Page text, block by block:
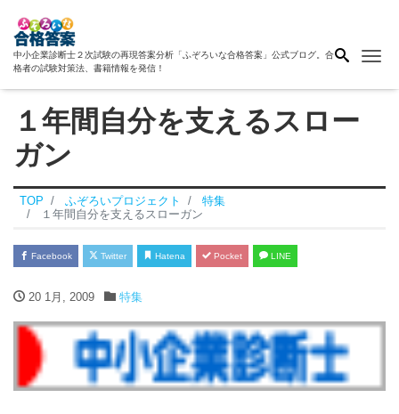
中小企業診断士２次試験の再現答案分析「ふぞろいな合格答案」公式ブログ。合
格者の試験対策法、書籍情報を発信！
１年間自分を支えるスロー
ガン
TOP ふぞろいプロジェクト
特集
１年間自分を支えるスローガン
Facebook Twitter Hatena Pocket LINE
20 1月, 2009 特集